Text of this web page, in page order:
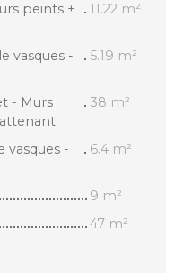
peints +
11.22 m²
vasques -
5.19 m²
- Murs
38 m²
vasques -
6.4 m²
9 m²
47 m²